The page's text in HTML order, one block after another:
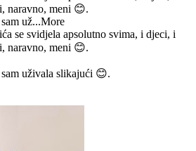
naravno, meni 😊.
už...More
se svidjela apsolutno svima, i djeci, i
naravno, meni 😊.
sam uživala slikajući 😊.